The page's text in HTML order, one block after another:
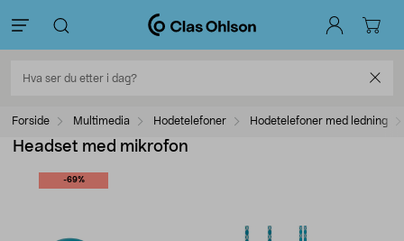
Forside Multimedia Hodetelefoner Hodetelefoner med ledning
Headset med mikrofon
-69%